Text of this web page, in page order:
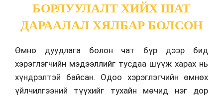
БОРЛУУЛАЛТ ХИЙХ ШАТ
ДАРААЛАЛ ХЯЛБАР БОЛСОН
Өмнө дуудлага болон чат бүр дээр бид
хэрэглэгчийн мэдээллийг тусдаа шүүж харах нь
хүндрэлтэй байсан. Одоо хэрэглэгчийн өмнөх
үйлчилгээний түүхийг тухайн мөчид нэг дор